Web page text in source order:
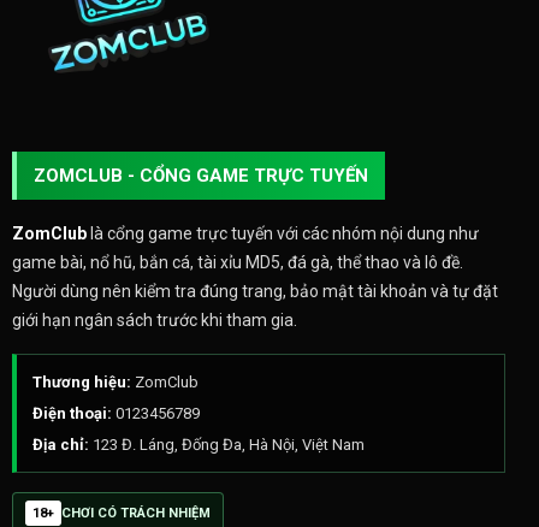
ZOMCLUB - CỔNG GAME TRỰC TUYẾN
ZomClublà cổng game trực tuyến với các nhóm nội dung như
game bài, nổ hũ, bắn cá, tài xỉu MD5, đá gà, thể thao và lô đề.
Người dùng nên kiểm tra đúng trang, bảo mật tài khoản và tự đặt
giới hạn ngân sách trước khi tham gia.
Thương hiệu: ZomClub
Điện thoại: 0123456789
Địa chỉ: 123 Đ. Láng, Đống Đa, Hà Nội, Việt Nam
18+ CHƠI CÓ TRÁCH NHIỆM